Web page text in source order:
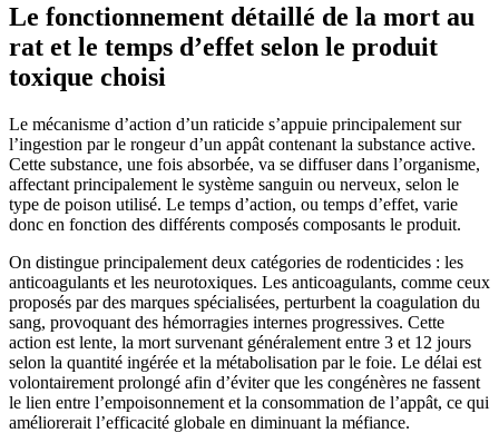
Le fonctionnement détaillé de la mort au
rat et le temps d’effet selon le produit
toxique choisi
Le mécanisme d’action d’un raticide s’appuie principalement sur
l’ingestion par le rongeur d’un appât contenant la substance active.
Cette substance, une fois absorbée, va se diffuser dans l’organisme,
affectant principalement le système sanguin ou nerveux, selon le
type de poison utilisé. Le temps d’action, ou temps d’effet, varie
donc en fonction des différents composés composants le produit.
On distingue principalement deux catégories de rodenticides : les
anticoagulants et les neurotoxiques. Les anticoagulants, comme ceux
proposés par des marques spécialisées, perturbent la coagulation du
sang, provoquant des hémorragies internes progressives. Cette
action est lente, la mort survenant généralement entre 3 et 12 jours
selon la quantité ingérée et la métabolisation par le foie. Le délai est
volontairement prolongé afin d’éviter que les congénères ne fassent
le lien entre l’empoisonnement et la consommation de l’appât, ce qui
améliorerait l’efficacité globale en diminuant la méfiance.